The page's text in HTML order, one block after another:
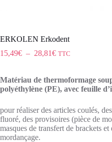
ERKOLEN Erkodent
15,49€ – 28,81€ TTC
Matériau de thermoformage
polyéthylène (PE), avec feuille
pour réaliser des articles coulés,
fluoré, des provisoires (pièce de
masques de transfert de brackets et
mordançage.